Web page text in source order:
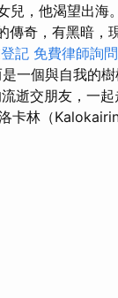
兒，他渴望出海。
傳奇，有黑暗，
記 免費律師詢問
一個與自我的
逝交朋友，一起
卡林（